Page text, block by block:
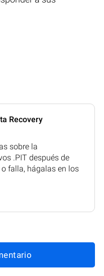
Recovery
sobre la
.PIT después de
falla, hágalas en los